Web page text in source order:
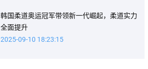
韩国柔道奥运冠军带领新一代崛起，柔道实力
全面提升
2025-09-10 18:23:15